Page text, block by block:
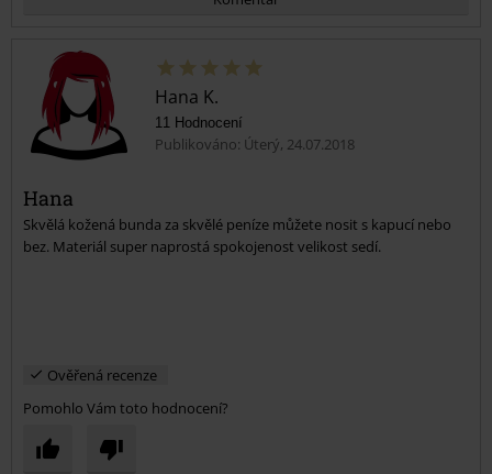
Odeslat komentář
Hana K.
11 Hodnocení
Publikováno: Úterý, 24.07.2018
Hana
Skvělá kožená bunda za skvělé peníze můžete nosit s kapucí nebo
bez. Materiál super naprostá spokojenost velikost sedí.
Ověřená recenze
Pomohlo Vám toto hodnocení?